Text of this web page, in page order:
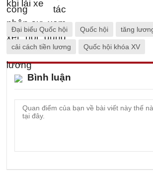
Đại biểu Quốc hội Quốc hội tăng
cải cách tiền lương Quốc hội khóa XV
Bình luận